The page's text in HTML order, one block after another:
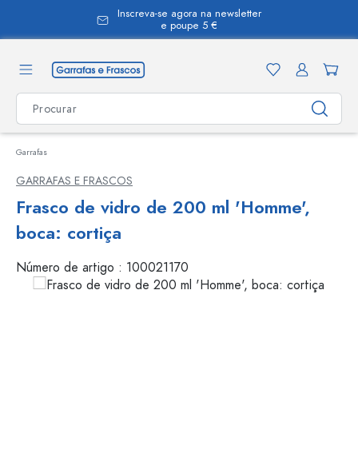
Inscreva-se agora na newsletter
e poupe 5 €
Garrafas
GARRAFAS E FRASCOS
Frasco de vidro de 200 ml 'Homme',
boca: cortiça
Número de artigo : 100021170